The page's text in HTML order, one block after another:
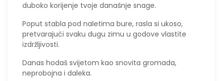
duboko korijenje tvoje današnje snage.
Poput stabla pod naletima bure, rasla si ukoso,
pretvarajući svaku dugu zimu u godove vlastite
izdržljivosti.
​Danas hodaš svijetom kao snovita gromada,
neprobojna i daleka.